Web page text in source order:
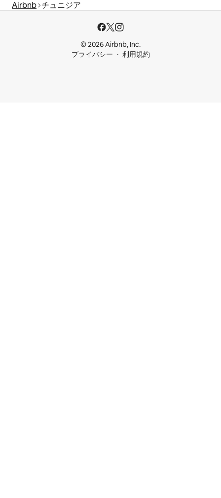
Airbnb チュニジア
© 2026 Airbnb, Inc.
プライバシー
利用規約